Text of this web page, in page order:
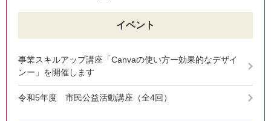
イベント
事業スキルアップ講座「Canvaの使い方ー効果的なデザイ
ンー」を開催します
令和5年度 市民公益活動講座（全4回）